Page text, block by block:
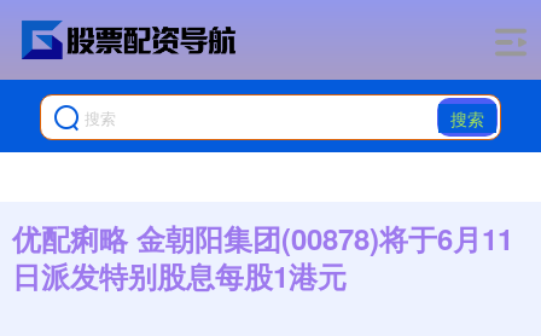
搜索
优配痢略 金朝阳集团(00878)将于6月11
日派发特别股息每股1港元